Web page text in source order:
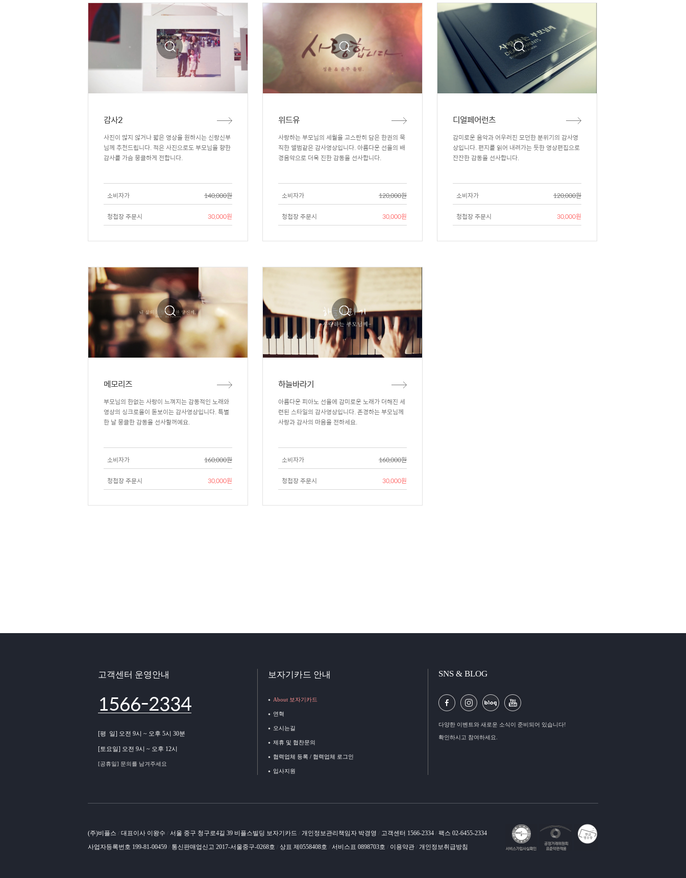
감사2
사진이 많지 않거나 짧은 영상을 원하시는 신랑신부
님께 추천드립니다. 적은 사진으로도 부모님을 향한
감사를 가슴 뭉클하게 전합니다.
소비자가 140,000원
청첩장 주문시 30,000원
위드유
사랑하는 부모님의 세월을 고스란히 담은 한권의 묵
직한 앨범같은 감사영상입니다. 아름다운 선율의 배
경음악으로 더욱 진한 감동을 선사합니다.
소비자가 120,000원
청첩장 주문시 30,000원
디얼페어런츠
감미로운 음악과 어우러진 모던한 분위기의 감사영
상입니다. 편지를 읽어 내려가는 듯한 영상편집으로
잔잔한 감동을 선사합니다.
소비자가 120,000원
청첩장 주문시 30,000원
메모리즈
부모님의 한없는 사랑이 느껴지는 감동적인 노래와
영상의 싱크로율이 돋보이는 감사영상입니다. 특별
한 날 뭉클한 감동을 선사할꺼예요.
소비자가 160,000원
청첩장 주문시 30,000원
하늘바라기
아름다운 피아노 선율에 감미로운 노래가 더해진 세
련된 스타일의 감사영상입니다. 존경하는 부모님께
사랑과 감사의 마음을 전하세요.
소비자가 160,000원
청첩장 주문시 30,000원
고객센터 운영안내
1566-2334
[평 일] 오전 9시 ~ 오후 5시 30분
[토요일] 오전 9시 ~ 오후 12시
[공휴일] 문의를 남겨주세요
보자기카드 안내
About 보자기카드
연혁
오시는길
제휴 및 협찬문의
협력업체 등록 / 협력업체 로그인
입사지원
SNS & BLOG
다양한 이벤트와 새로운 소식이 준비되어 있습니다!
확인하시고 참여하세요.
(주)비플스 / 대표이사 이왕수 / 서울 중구 청구로4길 39 비플스빌딩 보자기카드 / 개인정보관리책임자 박경영 / 고객센터 1566-2334 / 팩스 02-6455-2334
사업자등록번호 199-81-00459 / 통신판매업신고 2017-서울중구-0268호 / 상표 제0558408호 / 서비스표 0898703호 / 이용약관 / 개인정보취급방침